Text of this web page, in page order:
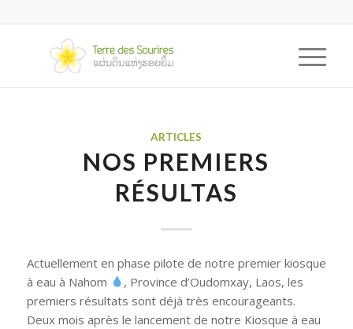
ARTICLES
NOS PREMIERS
RÉSULTAS
Actuellement en phase pilote de notre premier kiosque
à eau à Nahom
, Province d’Oudomxay, Laos, les
premiers résultats sont déjà très encourageants.
Deux mois après le lancement de notre Kiosque à eau